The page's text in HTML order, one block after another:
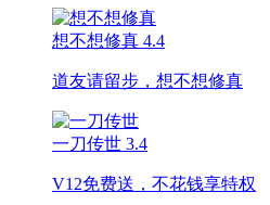
想不想修真 4.4
道友请留步，想不想修真
一刀传世 3.4
V12免费送，不花钱享特权